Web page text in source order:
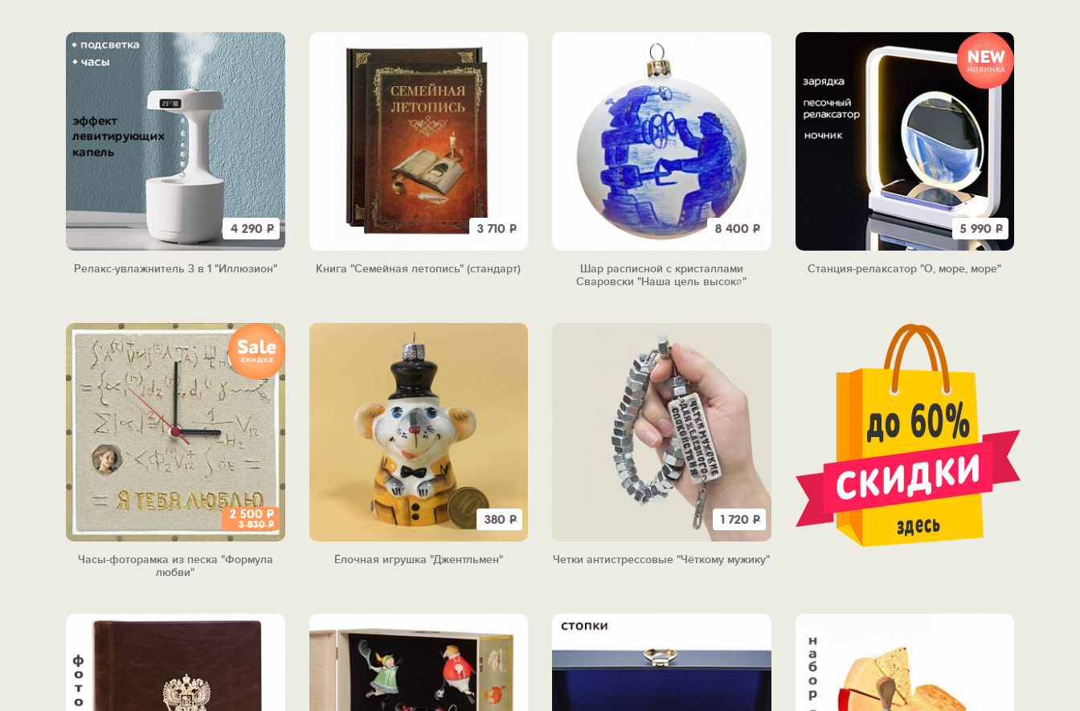
4 290Р
Релакс-увлажнитель 3 в 1 "Иллюзион"
3 710 Р
Книга "Семейная летопись" (стандарт)
8 400Р
Шар расписной с кристаллами
Сваровски "Наша цель высока"
5 990 Р
Станция-релаксатор "О, море, море"
2 500Р
3 830Р
Часы-фоторамка из песка "Формула
любви"
380 Р
Ёлочная игрушка "Джентльмен"
1 720Р
Четки антистрессовые "Чёткому мужику"